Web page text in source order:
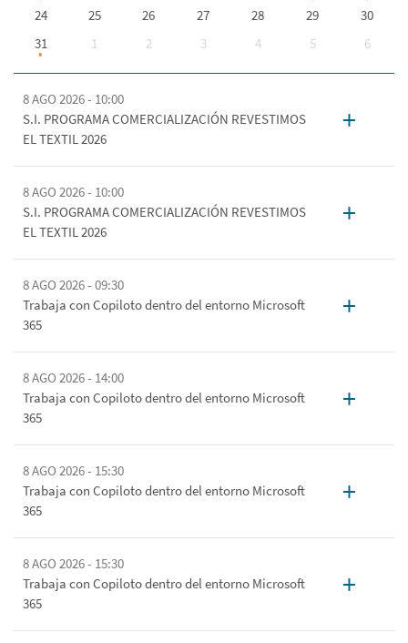
24
25 26 27 28 29
30
31
1 2 3 4 5 6
8 AGO 2026 - 10:00
S.I. PROGRAMA COMERCIALIZACIÓN REVESTIMOS
EL TEXTIL 2026
+
8 AGO 2026 - 10:00
S.I. PROGRAMA COMERCIALIZACIÓN REVESTIMOS
EL TEXTIL 2026
+
8 AGO 2026 - 09:30
Trabaja con Copiloto dentro del entorno Microsoft
365
+
8 AGO 2026 - 14:00
Trabaja con Copiloto dentro del entorno Microsoft
365
+
8 AGO 2026 - 15:30
Trabaja con Copiloto dentro del entorno Microsoft
365
+
8 AGO 2026 - 15:30
Trabaja con Copiloto dentro del entorno Microsoft
365
+